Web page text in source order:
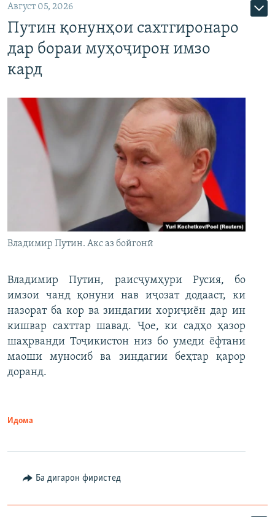
Август 05, 2026
Путин қонунҳои сахтгиронаро
дар бораи муҳоҷирон имзо
кард
Владимир Путин. Акс аз бойгонӣ
Владимир Путин, раисҷумҳури Русия, бо
имзои чанд қонуни нав иҷозат додааст, ки
назорат ба кор ва зиндагии хориҷиён дар ин
кишвар сахттар шавад. Ҷое, ки садҳо ҳазор
шаҳрванди Тоҷикистон низ бо умеди ёфтани
маоши муносиб ва зиндагии беҳтар қарор
доранд.
Идома
Ба дигарон фиристед